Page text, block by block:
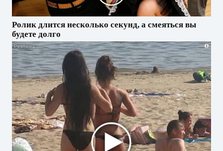
Ролик длится несколько секунд, а смеяться вы
будете долго
i